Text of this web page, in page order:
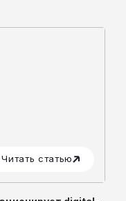
Читать статью